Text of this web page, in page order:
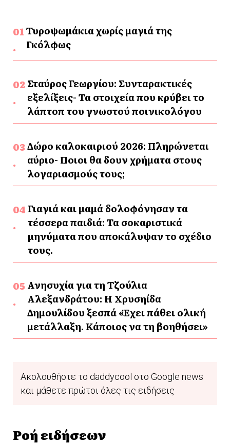
Τυροψωμάκια χωρίς μαγιά της
Γκόλφως
Σταύρος Γεωργίου: Συνταρακτικές
εξελίξεις- Τα στοιχεία που κρύβει το
λάπτοπ του γνωστού ποινικολόγου
Δώρο καλοκαιριού 2026: Πληρώνεται
αύριο- Ποιοι θα δουν χρήματα στους
λογαριασμούς τους;
Γιαγιά και μαμά δολοφόνησαν τα
τέσσερα παιδιά: Τα σοκαριστικά
μηνύματα που αποκάλυψαν το σχέδιο
τους.
Ανησυχία για τη Τζούλια
Αλεξανδράτου: Η Χρυσηίδα
Δημουλίδου ξεσπά «Έχει πάθει ολική
μετάλλαξη. Κάποιος να τη βοηθήσει»
Ακολουθήστε το daddycool στο Google news
και μάθετε πρώτοι όλες τις ειδήσεις
Ροή ειδήσεων